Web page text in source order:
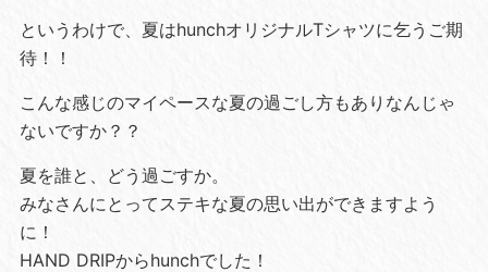
というわけで、夏はhunchオリジナルTシャツに乞うご期
待！！
こんな感じのマイペースな夏の過ごし方もありなんじゃ
ないですか？？
夏を誰と、どう過ごすか。
みなさんにとってステキな夏の思い出ができますよう
に！
HAND DRIPからhunchでした！